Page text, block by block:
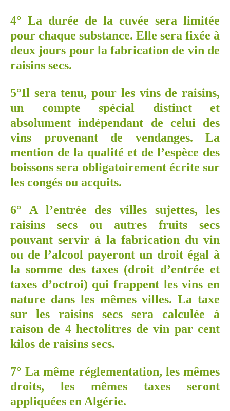
4° La durée de la cuvée sera limitée
pour chaque substance. Elle sera fixée à
deux jours pour la fabrication de vin de
raisins secs.
5°Il sera tenu, pour les vins de raisins,
un compte spécial distinct et
absolument indépendant de celui des
vins provenant de vendanges. La
mention de la qualité et de l’espèce des
boissons sera obligatoirement écrite sur
les congés ou acquits.
6° A l’entrée des villes sujettes, les
raisins secs ou autres fruits secs
pouvant servir à la fabrication du vin
ou de l’alcool payeront un droit égal à
la somme des taxes (droit d’entrée et
taxes d’octroi) qui frappent les vins en
nature dans les mêmes villes. La taxe
sur les raisins secs sera calculée à
raison de 4 hectolitres de vin par cent
kilos de raisins secs.
7° La même réglementation, les mêmes
droits, les mêmes taxes seront
appliquées en Algérie.